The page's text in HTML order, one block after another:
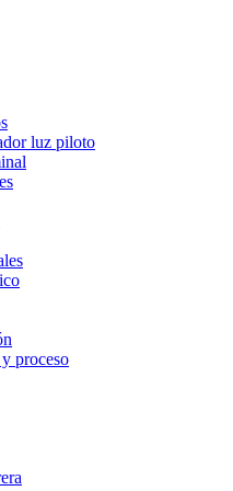
luz piloto
proceso